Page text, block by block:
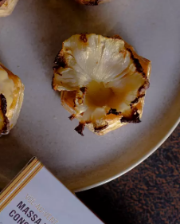
EMPRESA